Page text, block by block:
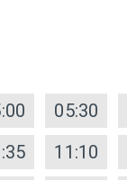
05:30
11:10